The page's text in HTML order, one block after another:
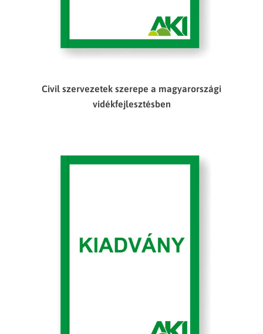
Civil szervezetek szerepe a magyarországi
vidékfejlesztésben